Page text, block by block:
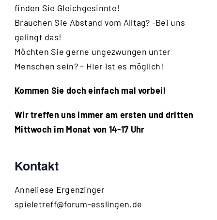
finden Sie Gleichgesinnte!
Brauchen Sie Abstand vom Alltag? -Bei uns
gelingt das!
Möchten Sie gerne ungezwungen unter
Menschen sein? – Hier ist es möglich!
Kommen Sie doch einfach mal vorbei!
Wir treffen uns immer am ersten und dritten
Mittwoch im Monat von 14-17 Uhr
Kontakt
Anneliese Ergenzinger
E-
spieletreff@forum-esslingen.de